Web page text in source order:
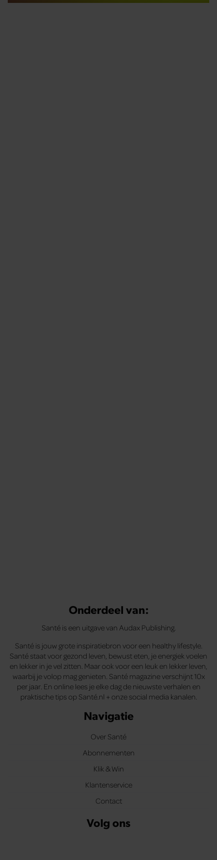
Onderdeel van:
Santé is een uitgave van Audax Publishing.
Santé is jouw grote inspiratiebron voor een healthy lifestyle.
Santé staat voor gezond leven, bewust eten, je energiek voelen
en lekker in je vel zitten. Maar ook voor een leuk en lekker leven,
waarbij je volop mag genieten. Santé magazine verschijnt 10x
per jaar. En online lees je elke dag de nieuwste verhalen en
praktische tips op Santé.nl + onze social media kanalen.
Navigatie
Over Santé
Abonnementen
Klik & Win
Klantenservice
Contact
Volg ons